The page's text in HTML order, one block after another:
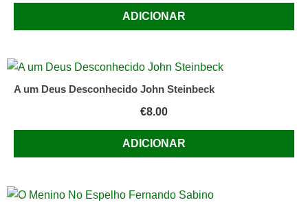
ADICIONAR
A um Deus Desconhecido John Steinbeck
€8.00
ADICIONAR